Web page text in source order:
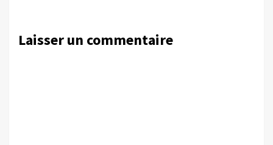
Laisser un commentaire